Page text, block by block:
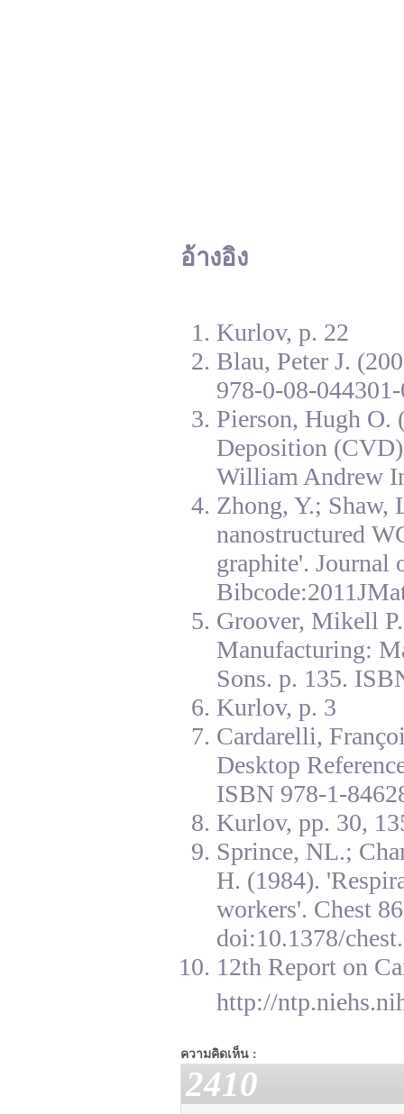
อ้างอิง
Kurlov, p. 22
Blau, Peter J.
978-0-08-
Pierson, Hugh O.
Deposition
William Andrew
Zhong, Y.; Shaw,
nanostructured
graphite'. Journal
Groover, Mikell
Manufacturing:
Sons. p. 135.
Kurlov, p. 3
Cardarelli,
Desktop
ISBN 978-1-
Kurlov, pp. 30,
Sprince, NL.;
H. (1984).
workers'. Chest
doi:10.1378/
12th Report on
http://
ความคิดเห็น :
2410